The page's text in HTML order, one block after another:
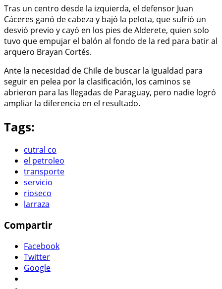
Tras un centro desde la izquierda, el defensor Juan
Cáceres ganó de cabeza y bajó la pelota, que sufrió un
desvió previo y cayó en los pies de Alderete, quien solo
tuvo que empujar el balón al fondo de la red para batir al
arquero Brayan Cortés.
Ante la necesidad de Chile de buscar la igualdad para
seguir en pelea por la clasificación, los caminos se
abrieron para las llegadas de Paraguay, pero nadie logró
ampliar la diferencia en el resultado.
Tags:
cutral co
el petroleo
transporte
servicio
rioseco
larraza
Compartir
Facebook
Twitter
Google